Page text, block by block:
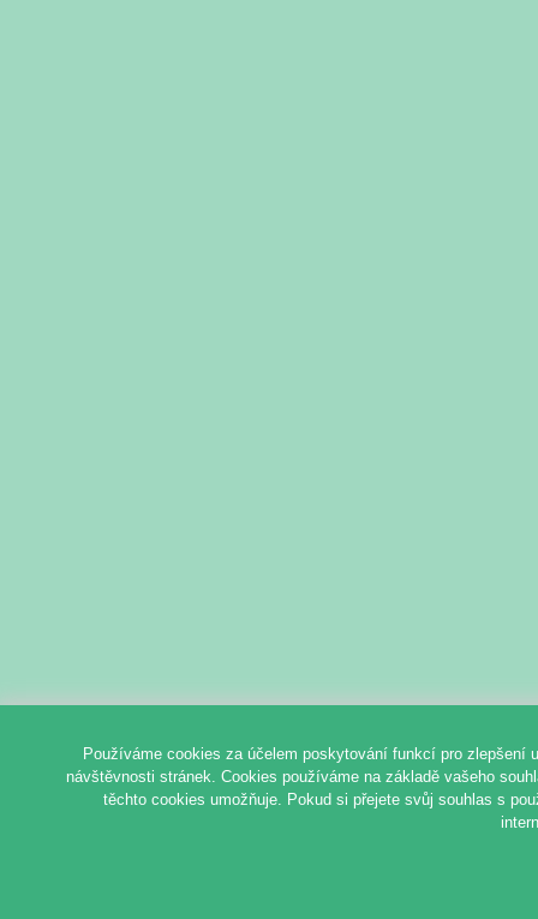
Používáme cookies za účelem poskytování funkcí pro zlepšení
návštěvnosti stránek. Cookies používáme na základě vašeho
těchto cookies umožňuje. Pokud si přejete svůj souhlas s